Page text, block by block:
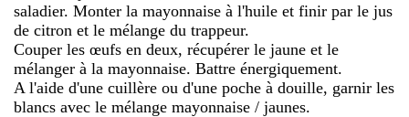
saladier. Monter la mayonnaise à l'huile et finir par le jus
de citron et le mélange du trappeur.
Couper les œufs en deux, récupérer le jaune et le
mélanger à la mayonnaise. Battre énergiquement.
A l'aide d'une cuillère ou d'une poche à douille, garnir les
blancs avec le mélange mayonnaise / jaunes.